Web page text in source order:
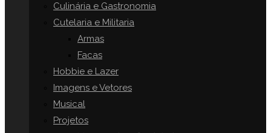
Culinária e Gastronomia
Cutelaria e Militaria
Armas
Facas
Hobbie e Lazer
Imagens e Vetores
Musical
Projetos